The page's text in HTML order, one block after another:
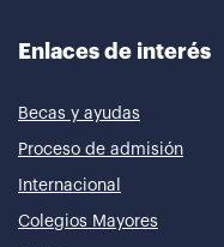
Enlaces de interés
Becas y ayudas
Proceso de admisión
Internacional
Colegios Mayores